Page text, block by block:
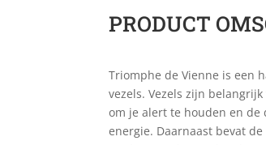
PRODUCT
Triomphe de Vienne is een
vezels. Vezels zijn
om je alert te houden en de
energie. Daarnaast bevat